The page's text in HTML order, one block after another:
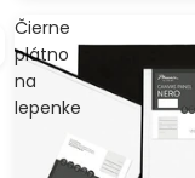
Čierne
plátno
na
lepenke